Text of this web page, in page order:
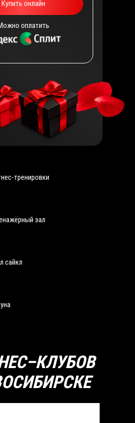
зал
тренировки
сайкл
Купить онлайн
оплатить